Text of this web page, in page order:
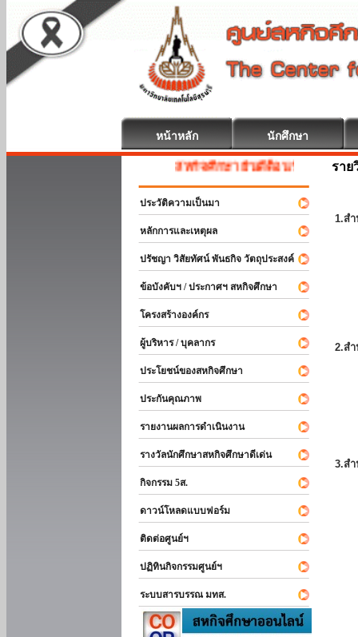
หน้าหลัก นักศึกษา
สหกิจศึกษา ยินดีต้อนรับ
ประวัติความเป็นมา
หลักการและเหตุผล
ปรัชญา วิสัยทัศน์ พันธกิจ วัตถุประสงค์
ข้อบังคับฯ / ประกาศฯ สหกิจศึกษา
โครงสร้างองค์กร
ผู้บริหาร / บุคลากร
ประโยชน์ของสหกิจศึกษา
ประกันคุณภาพ
รายงานผลการดำเนินงาน
รางวัลนักศึกษาสหกิจศึกษาดีเด่น
กิจกรรม 5ส.
ดาวน์โหลดแบบฟอร์ม
ติดต่อศูนย์ฯ
ปฏิทินกิจกรรมศูนย์ฯ
ระบบสารบรรณ มทส.
ราย
1.ส
2.ส
3.ส